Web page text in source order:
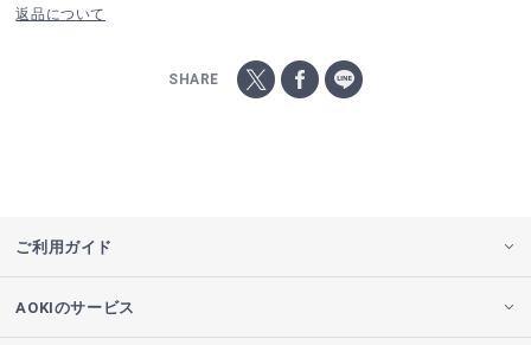
返品について
SHARE
ご利用ガイド
AOKIのサービス